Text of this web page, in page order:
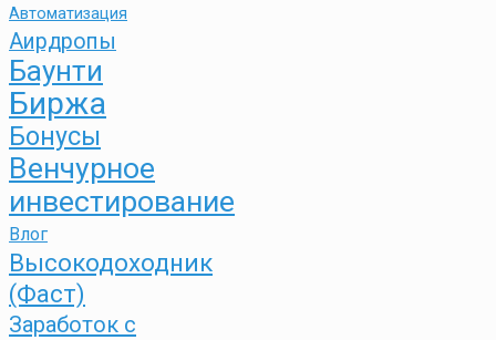
Автоматизация
Аирдропы
Баунти
Биржа
Бонусы
Венчурное
инвестирование
Влог
Высокодоходник
(Фаст)
Заработок с